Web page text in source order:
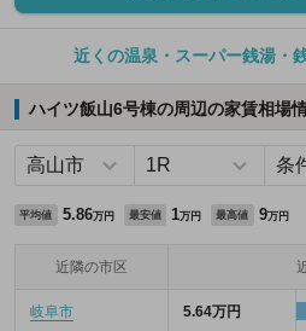
近くの温泉・スーパー銭湯・
ハイツ飯山6号棟の周辺の家賃相場
平均値 5.86万円 最安値 1万円 最高値 9万円
近隣の市区
岐阜市 5.64万円